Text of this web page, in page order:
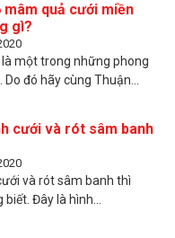
mâm quả cưới miền
gì?
một trong những phong
đó hãy cùng Thuận...
cưới và rót sâm banh
và rót sâm banh thì
Đây là hình...